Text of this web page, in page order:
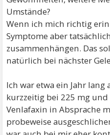
Umstände?
Wenn ich mich richtig
Symptome aber
zusammenhängen. Das
natürlich bei nächster
Ich war etwa ein Jahr
kurzzeitig bei 225 mg
Venlafaxin in Absprache
probeweise